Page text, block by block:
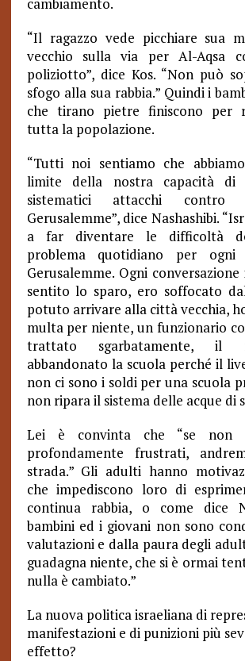
“Il ragazzo vede picchiare sua
vecchio sulla via per Al-Aqsa
poliziotto”, dice Kos. “Non può
sfogo alla sua rabbia.” Quindi i
che tirano pietre finiscono per
tutta la popolazione.
“Tutti noi sentiamo che
limite della nostra capacità di
sistematici attacchi
Gerusalemme”, dice Nashashibi.
a far diventare le difficoltà
problema quotidiano per ogni
Gerusalemme. Ogni conversazione
sentito lo sparo, ero soffocato
potuto arrivare alla città vecchia,
multa per niente, un funzionario
trattato sgarbatamente, il
abbandonato la scuola perché il
non ci sono i soldi per una scuola
non ripara il sistema delle acque di
Lei è convinta che “se non
profondamente frustrati,
strada.” Gli adulti hanno
che impediscono loro di
continua rabbia, o come dice
bambini ed i giovani non sono
valutazioni e dalla paura degli
guadagna niente, che si è ormai
nulla è cambiato.”
La nuova politica israeliana di
manifestazioni e di punizioni più
effetto?